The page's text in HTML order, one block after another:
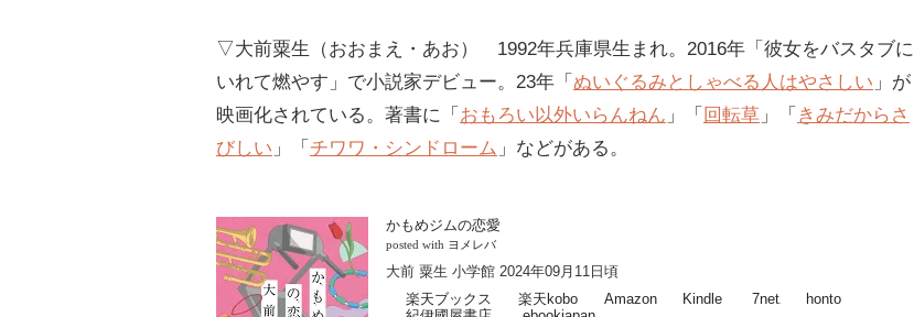
▽大前粟生（おおまえ・あお） 1992年兵庫県生まれ。2016年「彼女をバスタブに
いれて燃やす」で小説家デビュー。23年「 ぬいぐるみとしゃべる人はやさしい 」が
映画化されている。著書に「 おもろい以外いらんねん 」「 回転草 」「 きみだからさ
びしい 」「 チワワ・シンドローム 」などがある。
かもめジムの恋愛
posted with ヨメレバ
大前 粟生 小学館 2024年09月11日頃
楽天ブックス
楽天kobo Amazon Kindle 7net
honto